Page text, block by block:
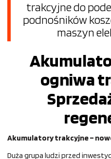
trakcyjne do
podnośników
maszyn
ogniwa
Akumulatory trakcyjne –
Duża grupa ludzi przed